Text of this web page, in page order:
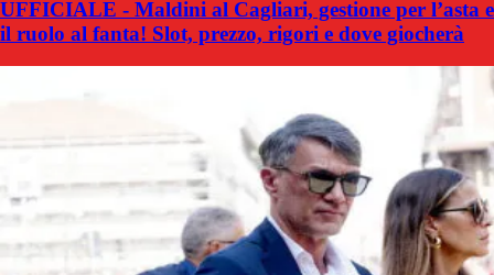
UFFICIALE - Maldini al Cagliari, gestione per l’asta e
il ruolo al fanta! Slot, prezzo, rigori e dove giocherà